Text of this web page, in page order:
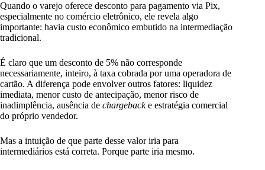
Quando o varejo oferece desconto para pagamento via Pix,
especialmente no comércio eletrônico, ele revela algo
importante: havia custo econômico embutido na intermediação
tradicional.
É claro que um desconto de 5% não corresponde
necessariamente, inteiro, à taxa cobrada por uma operadora de
cartão. A diferença pode envolver outros fatores: liquidez
imediata, menor custo de antecipação, menor risco de
inadimplência, ausência de chargebacke estratégia comercial
do próprio vendedor.
Mas a intuição de que parte desse valor iria para
intermediários está correta. Porque parte iria mesmo.